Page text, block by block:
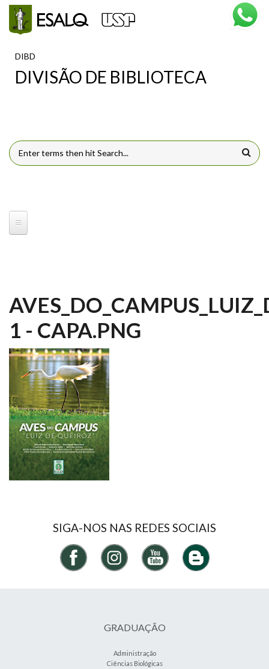
Pular para o conteúdo principal
DIBD
DIVISÃO DE BIBLIOTECA
FORMULÁRIO DE BUSCA
1 - CAPA.PNG
SIGA-NOS NAS REDES SOCIAIS
GRADUAÇÃO
Administração
Ciências Biológicas